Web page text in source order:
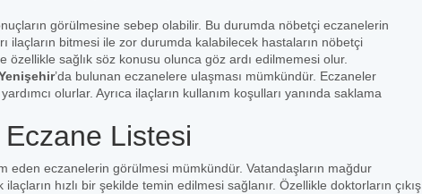
görülmesine sebep olabilir. Bu durumda nöbetçi eczanelerin
ilaçların bitmesi ile zor durumda kalabilecek hastaların nöbetçi
özellikle sağlık söz konusu olunca göz ardı edilmemesi olur.
’da bulunan eczanelere ulaşması mümkündür. Eczaneler
olurlar. Ayrıca ilaçların kullanım koşulları yanında saklama
Listesi
eden eczanelerin görülmesi mümkündür. Vatandaşların mağdur
hızlı bir şekilde temin edilmesi sağlanır. Özellikle doktorların çıkış